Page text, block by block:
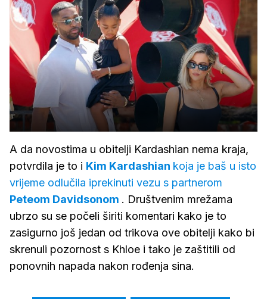
A da novostima u obitelji Kardashian nema kraja,
potvrdila je to i Kim Kardashian koja je baš u isto
vrijeme odlučila iprekinuti vezu s partnerom
Peteom Davidsonom . Društvenim mrežama
ubrzo su se počeli širiti komentari kako je to
zasigurno još jedan od trikova ove obitelji kako bi
skrenuli pozornost s Khloe i tako je zaštitili od
ponovnih napada nakon rođenja sina.